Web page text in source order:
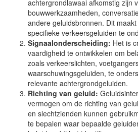
achtergrondlawaai afkomstig zijn
bouwwerkzaamheden,
andere geluidsbronnen. Dit
specifieke verkeersgeluiden te
Signaalonderscheiding: Het is
vaardigheid te ontwikkelen om
zoals verkeerslichten,
waarschuwingsgeluiden, te
relevante achtergrondgeluiden.
Richting van geluid:
vermogen om de richting van
en slechtzienden kunnen
te bepalen waar bepaalde